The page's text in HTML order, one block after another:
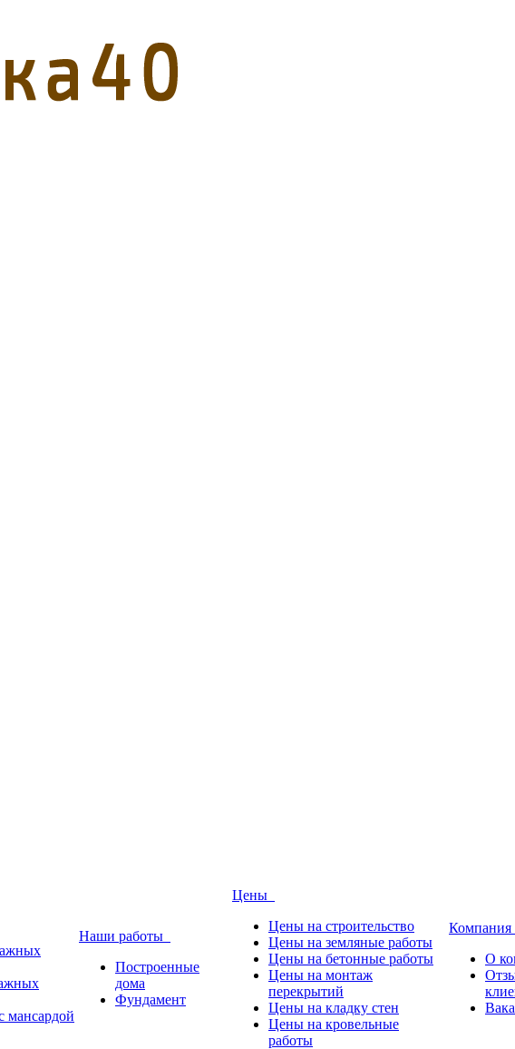
мансардой
Наши работы
Построенные
дома
Фундамент
Цены
Цены на строительство
Цены на земляные работы
Цены на бетонные работы
Цены на монтаж
перекрытий
Цены на кладку стен
Цены на кровельные
работы
Компания
О